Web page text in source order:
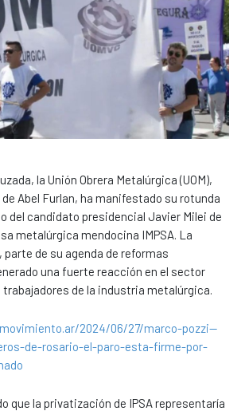
la Unión Obrera Metalúrgica (UOM),
Abel Furlan, ha manifestado su rotunda
del candidato presidencial Javier Milei de
metalúrgica mendocina IMPSA. La
parte de su agenda de reformas
una fuerte reacción en el sector
de la industria metalúrgica.
2024/06/27/marco-pozzi--
de-rosario-el-paro-esta-firme-por-
que la privatización de IPSA representaría